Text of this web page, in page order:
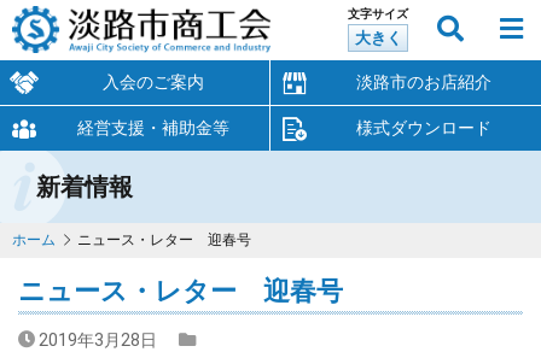
文字サイズ
大きく
入会のご案内 淡路市のお店紹介
経営支援・補助金等 様式ダウンロード
新着情報
ホーム ニュース・レター 迎春号
ニュース・レター 迎春号
2019年3月28日